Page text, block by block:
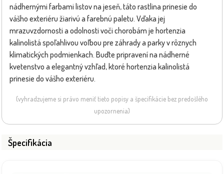
nádhernými farbami listov na jeseň, táto rastlina prinesie do
vášho exteriéru žiarivú a farebnú paletu. Vďaka jej
mrazuvzdornosti a odolnosti voči chorobám je hortenzia
kalinolistá spoľahlivou voľbou pre záhrady a parky v rôznych
klimatických podmienkach. Buďte pripravení na nádherné
kvetenstvo a elegantný vzhľad, ktoré hortenzia kalinolistá
prinesie do vášho exteriéru.
(vyhradzujeme si právo meniť tieto popisy a špecifikácie bez predošlého
upozornenia)
Špecifikácia